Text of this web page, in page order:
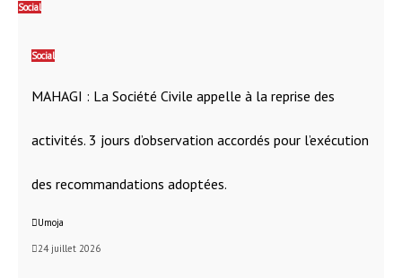
Social
Social
MAHAGI : La Société Civile appelle à la reprise des
activités. 3 jours d’observation accordés pour l’exécution
des recommandations adoptées.
Umoja
24 juillet 2026